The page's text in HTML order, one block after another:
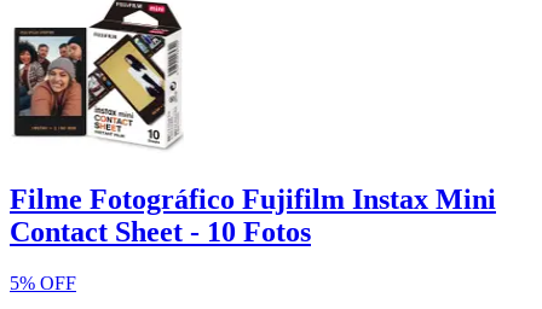
Filme Fotográfico Fujifilm Instax Mini
Contact Sheet - 10 Fotos
5% OFF